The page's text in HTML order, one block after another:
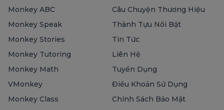
Monkey ABC
Monkey Speak
Monkey Stories
Monkey Tutoring
Monkey Math
VMonkey
Monkey Class
Câu Chuyện Thương Hiệu
Thành Tựu Nổi Bật
Tin Tức
Liên Hệ
Tuyển Dụng
Điều Khoản Sử Dụng
Chính Sách Bảo Mật